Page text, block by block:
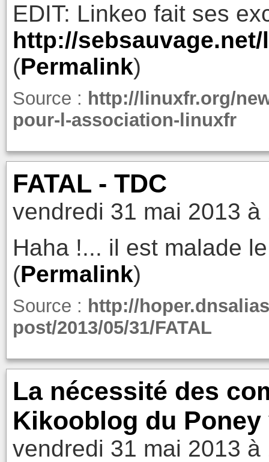
EDIT: Linkeo fait ses
http://
(Permalink)
Source : http://linuxfr.org/
pour-l-association-linuxfr
FATAL - TDC
vendredi 31 mai 2013 à
Haha !... il est malade
(Permalink)
Source : http://
post/2013/05/31/FATAL
La nécessité des
Kikooblog du Poney
vendredi 31 mai 2013 à